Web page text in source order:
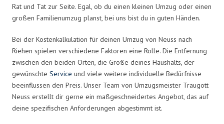
Rat und Tat zur Seite. Egal, ob du einen kleinen Umzug oder einen
großen Familienumzug planst, bei uns bist du in guten Händen.
Bei der Kostenkalkulation für deinen Umzug von Neuss nach
Riehen spielen verschiedene Faktoren eine Rolle. Die Entfernung
zwischen den beiden Orten, die Größe deines Haushalts, der
gewünschte Service und viele weitere individuelle Bedürfnisse
beeinflussen den Preis. Unser Team von Umzugsmeister Traugott
Neuss erstellt dir gerne ein maßgeschneidertes Angebot, das auf
deine spezifischen Anforderungen abgestimmt ist.